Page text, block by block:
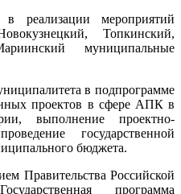
реализации мероприятий
Топкинский,
муниципальные
в подпрограмме
проектов в сфере АПК в
выполнение проектно-
государственной
бюджета.
Правительства Российской
программа